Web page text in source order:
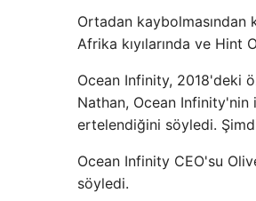
Ortadan kaybolmasından
Afrika kıyılarında ve Hint
Ocean Infinity, 2018'deki
Nathan, Ocean Infinity'nin
ertelendiğini söyledi.
Ocean Infinity CEO'su
söyledi.